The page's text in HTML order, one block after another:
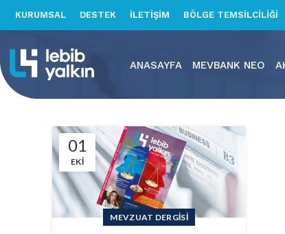
KURUMSAL DESTEK İLETİŞİM BÖLGE TEMSİLCİLİĞİ
ANASAYFA MEVBANK NEO
01
EKI
MEVZUAT DERGISI